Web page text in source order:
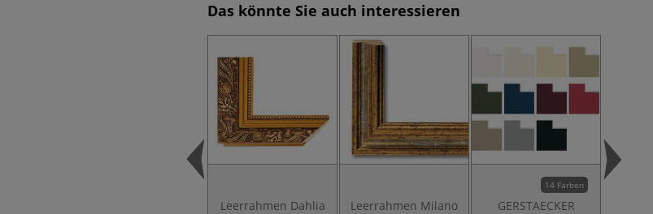
Das könnte Sie auch interessieren
Leerrahmen Dahlia Leerrahmen Milano
14 Farben
GERSTAECKER